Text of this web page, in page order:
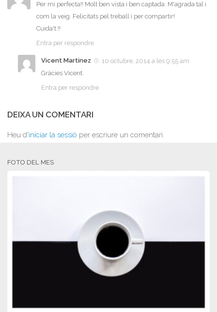
Per mi perfecta!! Molt ben vista i ben captada. M'agrada tal i
com la veig. Felicitats pel treball i per compartir!
Cuida't.!!
Entra per respondre
Vicent Martinez
10 octubre, 2014 a les 9:55 am
Gràcies Vicent.
Entra per respondre
DEIXA UN COMENTARI
Heu d'iniciar la sessió per escriure un comentari.
FOTO DEL MES